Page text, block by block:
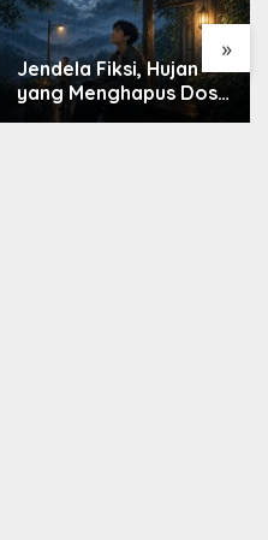
»
Jendela Fiksi, Hujan
yang Menghapus Dosa